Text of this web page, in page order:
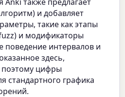
и добавляет
такие как этапы
и модификаторы
поведение интервалов и
здесь,
поэтому цифры
стандартного графика